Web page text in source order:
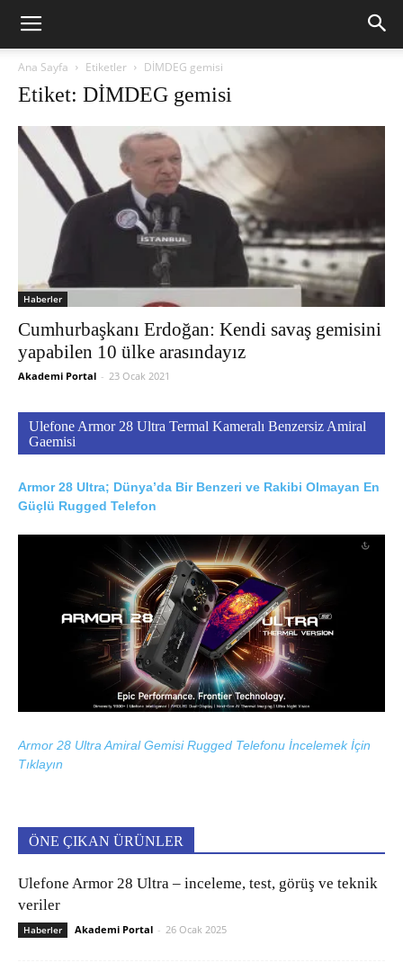
Ana Sayfa Etiketler DİMDEG gemisi
Etiket: DİMDEG gemisi
Haberler
Cumhurbaşkanı Erdoğan: Kendi savaş gemisini
yapabilen 10 ülke arasındayız
Akademi Portal - 23 Ocak 2021
Ulefone Armor 28 Ultra Termal Kameralı Benzersiz Amiral
Gaemisi
Armor 28 Ultra; Dünya’da Bir Benzeri ve Rakibi Olmayan En
Güçlü Rugged Telefon
Armor 28 Ultra Amiral Gemisi Rugged Telefonu İncelemek İçin
Tıklayın
ÖNE ÇIKAN ÜRÜNLER
Ulefone Armor 28 Ultra – inceleme, test, görüş ve teknik
veriler
Haberler Akademi Portal - 26 Ocak 2025